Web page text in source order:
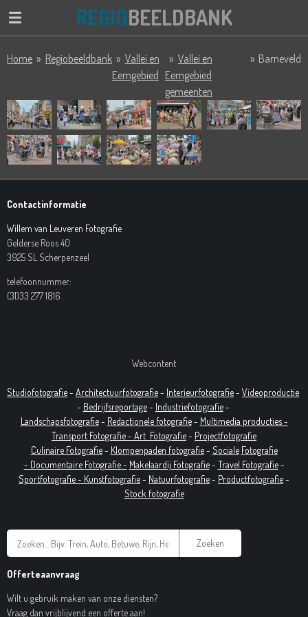
Ga
de
REGIOBEELDBANK
Home » Regiobeeldbank » Vallei en
Eemgebied
» Vallei en
Eemgebied
gemeenten
» Barneveld
Contactinformatie
Willem van Leuveren Fotografie
Gelderse Roos 40
3925 SL Scherpenzeel
telefoonnummer:
(31)33 277 1816
Webcontent
Studiofotografie- Architectuurfotografie- Interieurfotografie- Videoproductie
- Bedrijfsreportage- Industriefotografie-
Landschapsfotografie- Redactionele fotografie- Multimedia producties -
Transport Fotografie - Art Fotografie- Projectfotografie
Culinaire Fotografie- Klompenpaden fotografie- Sociale Fotografie
- Documentaire Fotografie- Makelaardij Fotografie- Travel Fotografie-
Sportfotografie - Kunstfotografie- Natuurfotografie- Productfotografie-
Stock fotografie
Zoeken
Offerteaanvraag
Wilt u gebruik maken van onze diensten?
Vraag dan vrijblijvend een offerte aan!